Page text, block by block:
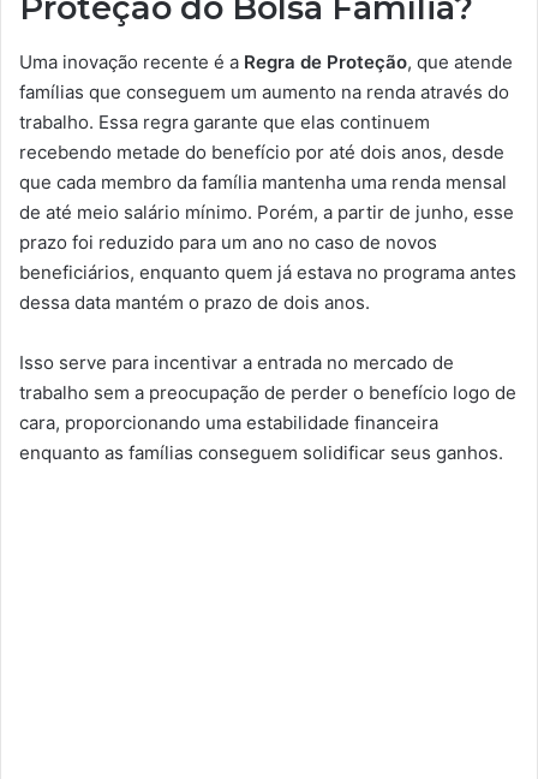
Uma inovação recente é a Regra de Proteção, que atende
famílias que conseguem um aumento na renda através do
trabalho. Essa regra garante que elas continuem
recebendo metade do benefício por até dois anos, desde
que cada membro da família mantenha uma renda mensal
de até meio salário mínimo. Porém, a partir de junho, esse
prazo foi reduzido para um ano no caso de novos
beneficiários, enquanto quem já estava no programa antes
dessa data mantém o prazo de dois anos.
Isso serve para incentivar a entrada no mercado de
trabalho sem a preocupação de perder o benefício logo de
cara, proporcionando uma estabilidade financeira
enquanto as famílias conseguem solidificar seus ganhos.